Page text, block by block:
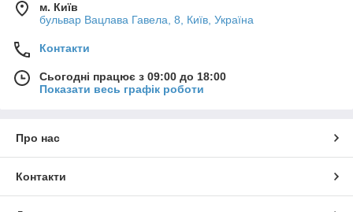
м. Київ
бульвар Вацлава Гавела, 8, Київ, Україна
Контакти
Сьогодні працює з 09:00 до 18:00
Показати весь графік роботи
Про нас
Контакти